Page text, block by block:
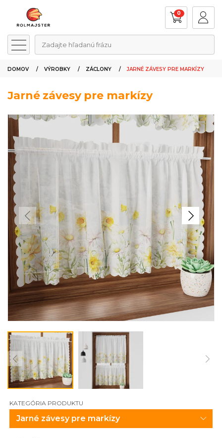
Zadajte hľadanú frázu
0
DOMOV VÝROBKY ZÁCLONY JARNÉ ZÁVESY PRE MARKÍZY
KATEGÓRIA PRODUKTU
Jarné závesy pre markízy